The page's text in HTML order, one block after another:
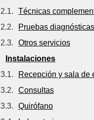
2.1.
Técnicas
2.2.
Pruebas diagnósticas
2.3.
Otros servicios
Instalaciones
3.1.
Recepción y sala de
3.2.
Consultas
3.3.
Quirófano